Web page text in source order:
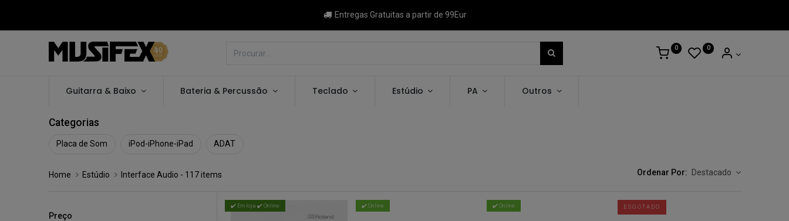
Entregas Gratuitas a partir de 99Eur
0 0
Guitarra & Baixo Bateria & Percussão Teclado Estúdio PA Outros
Categorias
Placa de Som iPod-iPhone-iPad ADAT
Home Estúdio Interface Audio - 117 items Ordenar Por: Destacado
Preço
✔️ Em loja ✔️ Online ✔️ Online ✔️ Online ESGOTADO